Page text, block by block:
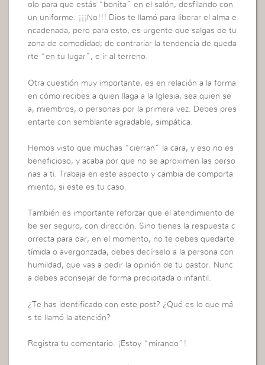
olo para que estás “bonita” en el salón, desfilando con
un uniforme. ¡¡¡No!!! Dios te llamó para liberar el alma e
ncadenada, pero para esto, es urgente que salgas de tu
zona de comodidad; de contrariar la tendencia de queda
rte “en tu lugar”, e ir al terreno.
Otra cuestión muy importante, es en relación a la forma
en cómo recibes a quien llaga a la Iglesia, sea quien se
a, miembros, o personas por la primera vez. Debes pres
entarte con semblante agradable, simpática.
Hemos visto que muchas “cierran” la cara, y eso no es
beneficioso, y acaba por que no se aproximen las perso
nas a ti. Trabaja en este aspecto y cambia de comporta
miento, si este es tu caso.
También es importante reforzar que el atendimiento de
be ser seguro, con dirección. Sino tienes la respuesta c
orrecta para dar, en el momento, no te debes quedarte
tímida o avergonzada, debes decírselo a la persona con
humildad, que vas a pedir la opinión de tu pastor. Nunc
a debes aconsejar de forma precipitada o infantil.
¿Te has identificado con este post? ¿Qué es lo que má
s te llamó la atención?
Registra tu comentario. ¡Estoy “mirando”!